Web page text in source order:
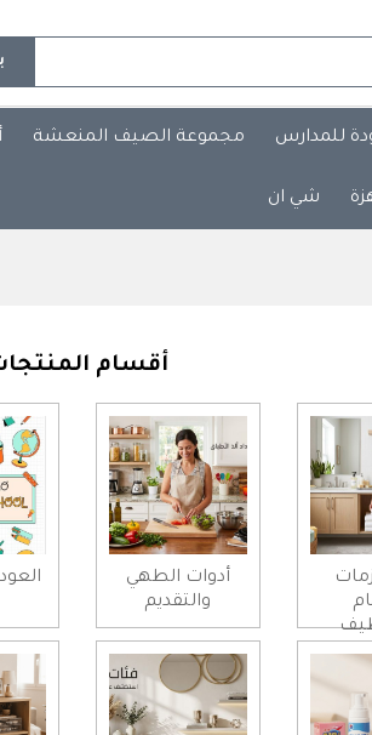
للمدارس مجموعة الصيف المنعشة
شي ان
أقسام
أدوات الطهي
والتقديم